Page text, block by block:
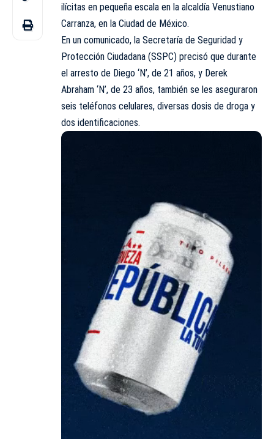
ilícitas en pequeña escala en la alcaldía Venustiano
Carranza, en la Ciudad de México.
En un comunicado, la Secretaría de Seguridad y
Protección Ciudadana (SSPC) precisó que durante
el arresto de Diego ‘N’, de 21 años, y Derek
Abraham ‘N’, de 23 años, también se les aseguraron
seis teléfonos celulares, diversas dosis de droga y
dos identificaciones.